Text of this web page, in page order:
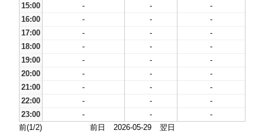
15:00
- -
-
16:00
- -
-
17:00
- -
-
18:00
- -
-
19:00
- -
-
20:00
- -
-
21:00
- -
-
22:00
- -
-
23:00
- -
-
前(1/2)
前日 2026-05-29 翌日